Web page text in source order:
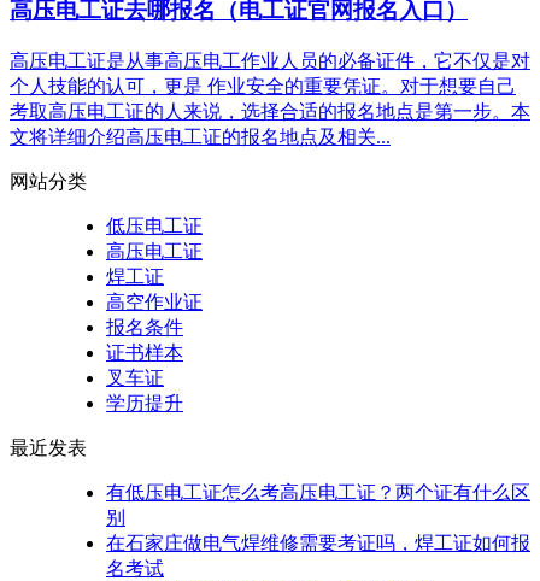
高压电工证去哪报名（电工证官网报名入口）
高压电工证是从事高压电工作业人员的必备证件，它不仅是对
个人技能的认可，更是 作业安全的重要凭证。对于想要自己
考取高压电工证的人来说，选择合适的报名地点是第一步。本
文将详细介绍高压电工证的报名地点及相关...
网站分类
低压电工证
高压电工证
焊工证
高空作业证
报名条件
证书样本
叉车证
学历提升
最近发表
有低压电工证怎么考高压电工证？两个证有什么区
别
在石家庄做电气焊维修需要考证吗，焊工证如何报
名考试